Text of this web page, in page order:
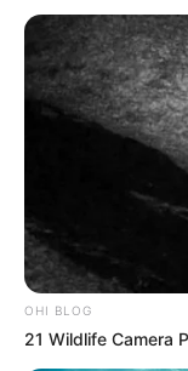
OHI BLOG
21 Wildlife Camera